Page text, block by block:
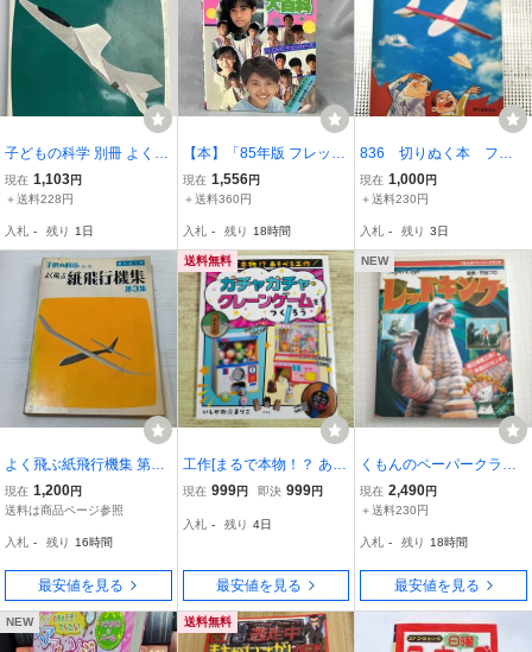
子どもの科学 別冊 よく飛
ぶ紙飛行機集 第4集切り
ぬく本誠文堂新光社 昭和
047】260716
現在 1,103円
＋送料228円
入札 - 残り 1日
【本】「85年版 フレッシ
ュアイドル259人 ヤング
タレント大百科 」※汚
現在 1,556円
＋送料360円
入札 - 残り 18時間
836 切りぬく本 ファ
ミリー紙飛行機集 室内
から野外まで 吉田辰
5年
現在 1,000円
＋送料230円
入札 - 残り 3日
よく飛ぶ紙飛行機集 第3
集
現在 1,200円
送料は商品ページ参照
入札 - 残り 16時間
最安値を見る
送料無料
工作[まるで本物！？ あそ
べる工作 ガチャガチャ・
う] 夏休み 課題 自由工作
現在 999円 即決 999円
入札 - 残り 4日
最安値を見る
NEW
くもんのペーパークラフ
ト レッドキング （希
少本）
現在 2,490円
＋送料230円
入札 - 残り 18時間
最安値を見る
NEW 送料無料